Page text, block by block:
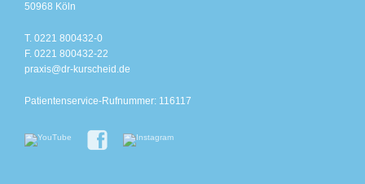
50968 Köln
T. 0221 800432-0
F. 0221 800432-22
praxis@dr-kurscheid.de
Patientenservice-Rufnummer: 116117